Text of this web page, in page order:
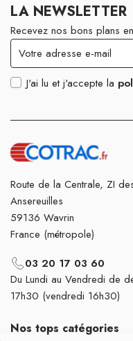
LA NEWSLETTER
Recevez nos bons plans
J'ai lu et j'accepte la
Route de la Centrale, ZI
Ansereuilles
59136 Wavrin
France (métropole)
03 20 17 03 60
Du Lundi au Vendredi de
17h30 (vendredi 16h30)
Nos tops catégories